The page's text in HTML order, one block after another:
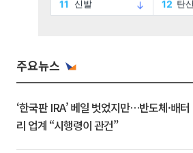
주요뉴스
‘한국판 IRA’ 베일 벗었지만…반도체·배터
리 업계 “시행령이 관건”